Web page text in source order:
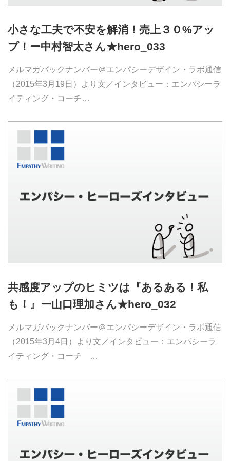
小さな工夫で不安を解消！売上３０%アッ
プ！ー中村智太さん★hero_033
メルマガバックナンバー＠エンパシーデザイン・ラボ通信
（2015年3月19日）より文／インタビュー：エンパシーラ
イティング・コーチ…
共感度アップのヒミツは『あるある！私
も！』ー山口理加さん★hero_032
メルマガバックナンバー＠エンパシーデザイン・ラボ通信
（2015年3月4日）より文／インタビュー：エンパシーラ
イティング・コーチ …